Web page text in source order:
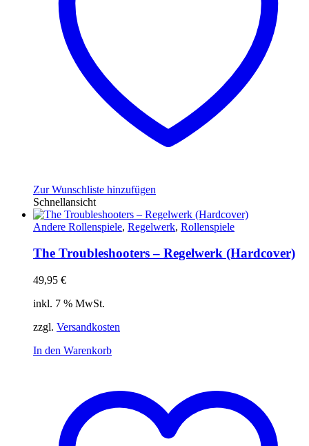
Zur Wunschliste hinzufügen
Schnellansicht
Andere Rollenspiele, Regelwerk, Rollenspiele
The Troubleshooters – Regelwerk (Hardcover)
49,95 €
inkl. 7 % MwSt.
zzgl. Versandkosten
In den Warenkorb